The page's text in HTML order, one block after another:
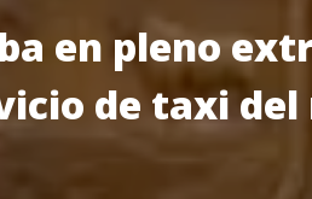
en pleno
de taxi